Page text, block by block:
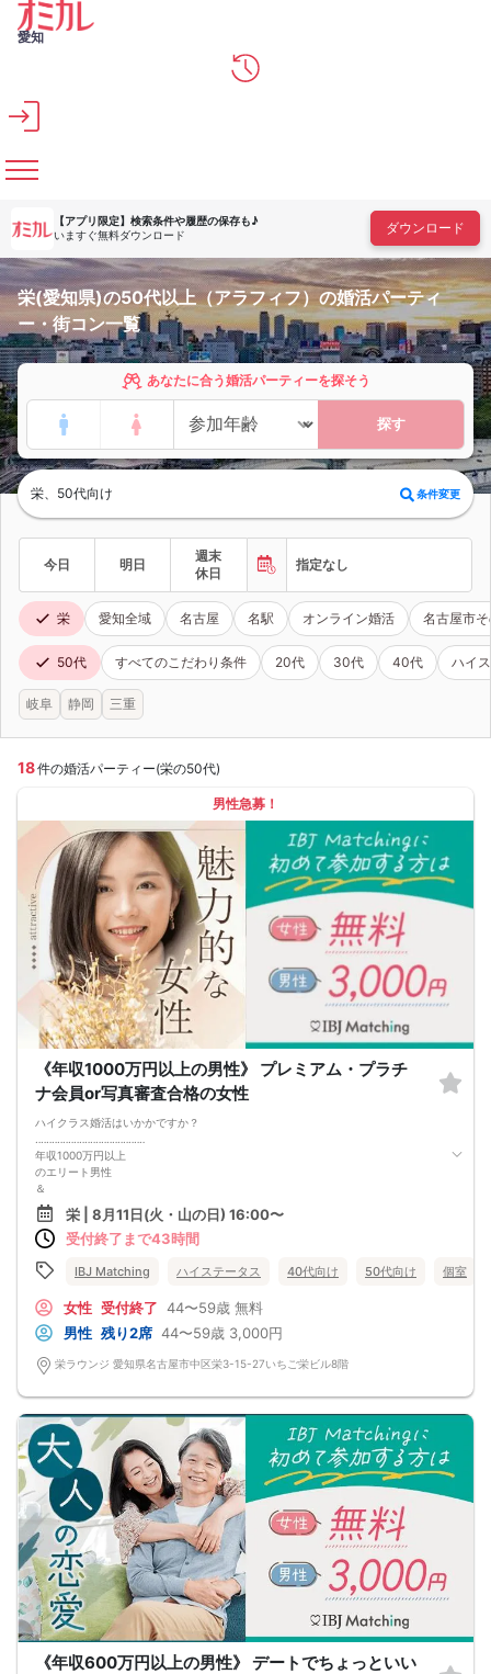
メインコンテンツへスキップ
愛知
【アプリ限定】 検索条件や履歴の保存も♪
いますぐ無料ダウンロード
ダウンロード
栄(愛知県)の50代以上（アラフィフ）の婚活パーティ
ー・街コン一覧
あなたに合う婚活パーティーを探そう
探す
栄、50代向け 条件変更
今日 明日
週末
休日
指定なし
栄 愛知全域 名古屋 名駅 オンライン婚活 名古屋市
50代 すべてのこだわり条件 20代 30代 40代 ハイ
岐阜 静岡 三重
18件の婚活パーティー(栄の50代)
男性急募！
《年収1000万円以上の男性》 プレミアム・プラチ
ナ会員or写真審査合格の女性
ハイクラス婚活はいかかですか？
年収1000万円以上
のエリート男性
＆
紳士的な性格の男性
✓ 穏やかで余裕がある・おおらか
✓ 先回りした気配りができる・優しい
‥‥‥‥‥‥‥‥‥‥‥‥‥‥‥‥‥‥‥‥
出会えるかも＆hellip＆＆
プラチナ・プレミアム会員or
写真審査に合格した魅力的な女性
栄 | 8月11日(火・山の日) 16:00〜
受付終了まで43時間
IBJ Matching ハイステータス 40代向け 50代向け 個室
女性 受付終了 44〜59歳 無料
男性 残り2席 44〜59歳 3,000円
栄ラウンジ 愛知県名古屋市中区栄3-15-27いちご栄ビル8階
《年収600万円以上の男性》 デートでちょっといい